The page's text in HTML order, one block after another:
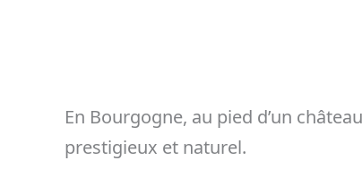
En Bourgogne, au pied d’un
prestigieux et naturel.